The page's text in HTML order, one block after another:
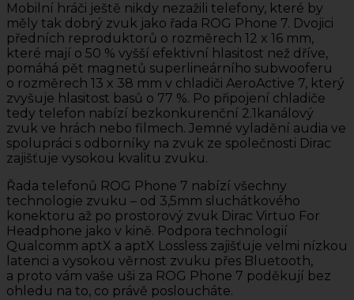
Mobilní hráči ještě nikdy nezažili telefony, které by
měly tak dobrý zvuk jako řada ROG Phone 7. Dvojici
předních reproduktorů o rozměrech 12 x 16 mm,
které mají o 50 % vyšší efektivní hlasitost než dříve,
pomáhá pět magnetů superlineárního subwooferu
o rozměrech 13 x 38 mm v chladiči AeroActive 7, který
zvyšuje hlasitost basů o 77 %. Po připojení chladiče
tedy telefon nabízí bezkonkurenční 2.1kanálový
zvuk ve hrách nebo filmech. Jemné vyladění audia ve
spolupráci s odborníky na zvuk ze společnosti Dirac
zajišťuje vysokou kvalitu zvuku.
Řada telefonů ROG Phone 7 nabízí všechny
technologie zvuku – od 3,5mm sluchátkového
konektoru až po prostorový zvuk Dirac Virtuo For
Headphone jako v kině. Podpora technologií
Qualcomm aptX a aptX Lossless zajišťuje velmi nízkou
latenci a vysokou věrnost zvuku přes Bluetooth,
a proto vám vaše uši za ROG Phone 7 poděkují bez
ohledu na to, co právě posloucháte.